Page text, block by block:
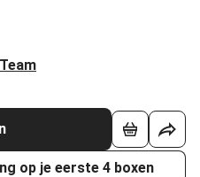
op je eerste 4 boxen